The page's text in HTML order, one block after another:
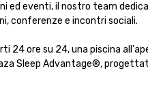
ed eventi, il nostro team
conferenze e incontri sociali.
24 ore su 24, una piscina
Sleep Advantage®,